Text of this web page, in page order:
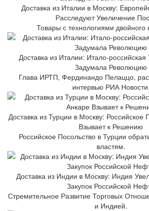
Доставка из Италии в Москву:
Расследуют Увеличение
Товары с технологиями двойного
Доставка из Италии: Итало-
Задумала Революцию
Глава ИРТП, Фердинандо Пелаццо,
интервью РИА Новости.
Доставка из Турции в Москву: Российское
Взывает к Решению
Российское Посольство в Турции
властям.
Доставка из Индии в Москву: Индия
Закупок Российской
Стремительное Развитие Торговых
и Индией.